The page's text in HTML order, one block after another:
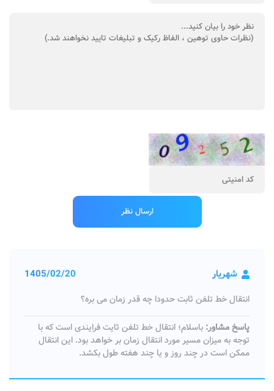
شهریار 1405/02/20
انتقال خط تلفن ثابت حدودا چه قدر زمان می بره؟
پاسخ مشاور: باسلام؛ انتقال خط تلفن ثایت فرایندی است که با
توجه به میزان مسیر مورد انتقال زمان بر خواهد بود. این انتقال
ممکن است در چند روز و یا چند هفته طول بکشد.